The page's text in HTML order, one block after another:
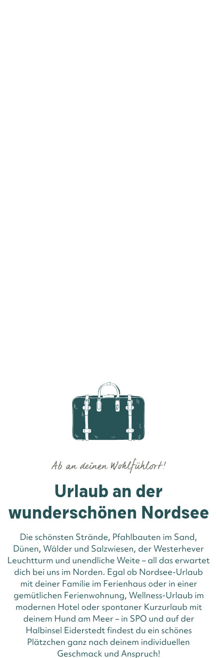
Urlaub an der
wunderschönen Nordsee
Ab an deinen Wohlfühlort!
Die schönsten Strände, Pfahlbauten im Sand,
Dünen, Wälder und Salzwiesen, der Westerhever
Leuchtturm und unendliche Weite – all das erwartet
dich bei uns im Norden. Egal ob Nordsee-Urlaub
mit deiner Familie im Ferienhaus oder in einer
gemütlichen Ferienwohnung, Wellness-Urlaub im
modernen Hotel oder spontaner Kurzurlaub mit
deinem Hund am Meer – in SPO und auf der
Halbinsel Eiderstedt findest du ein schönes
Plätzchen ganz nach deinem individuellen
Geschmack und Anspruch!